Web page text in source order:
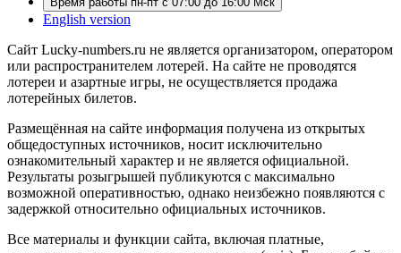
English version
Сайт Lucky-numbers.ru не является организатором, оператором
или распространителем лотерей. На сайте не проводятся
лотереи и азартные игры, не осуществляется продажа
лотерейных билетов.
Размещённая на сайте информация получена из открытых
общедоступных источников, носит исключительно
ознакомительный характер и не является официальной.
Результаты розыгрышей публикуются с максимально
возможной оперативностью, однако неизбежно появляются с
задержкой относительно официальных источников.
Все материалы и функции сайта, включая платные,